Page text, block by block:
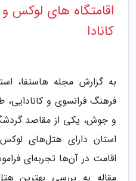
اقامتگاه های لوکس
کانادا
به گزارش مجله هاستفا،
فرهنگ فرانسوی و
و جوش، یکی از مقاصد
استان دارای هتل‌های
اقامت در آن‌ها تجربه‌ای
مقاله به بررسی بهترین